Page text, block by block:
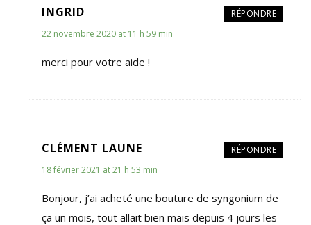
RÉPONDRE
INGRID
22 novembre 2020 at 11 h 59 min
merci pour votre aide !
RÉPONDRE
CLÉMENT LAUNE
18 février 2021 at 21 h 53 min
Bonjour, j’ai acheté une bouture de syngonium de
ça un mois, tout allait bien mais depuis 4 jours les